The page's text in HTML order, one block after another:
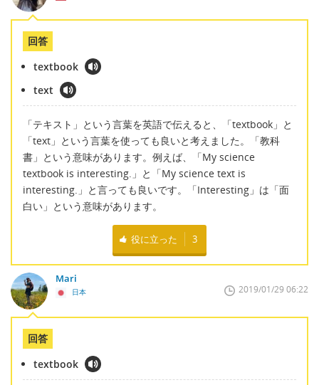
回答
textbook
text
「テキスト」という言葉を英語で伝えると、「textbook」と
「text」という言葉を使っても良いと考えました。「教科
書」という意味があります。例えば、「My science
textbook is interesting.」と「My science text is
interesting.」と言っても良いです。「Interesting」は「面
白い」という意味があります。
役に立った 3
Mari
日本 2019/01/29 06:22
回答
textbook